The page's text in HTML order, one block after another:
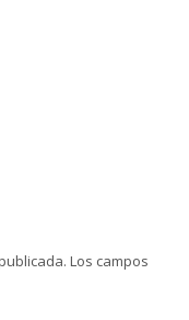
Los campos